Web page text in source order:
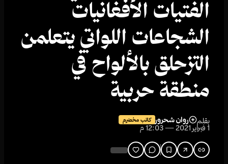
الفتيات الأفغانيات
الشجاعات اللواتي يتعلمن
التزحلق بالألواح في
منطقة حربية
بقلم روان شحرور كاتب مخضرم
1 فبراير 2021 — 12:03 م